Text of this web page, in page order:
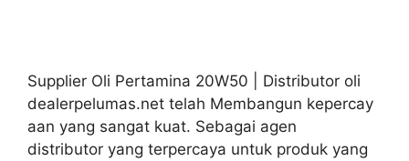
Supplier Oli Pertamina 20W50 | Distributor oli
dealerpelumas.net telah Membangun kepercay
aan yang sangat kuat. Sebagai agen
distributor yang terpercaya untuk produk yang